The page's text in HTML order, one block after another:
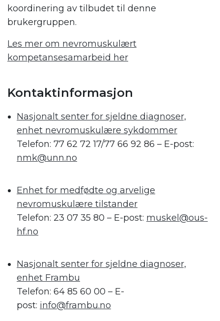
koordinering av tilbudet til denne
brukergruppen.
Les mer om nevromuskulært
kompetansesamarbeid her
Kontaktinformasjon
Nasjonalt senter for sjeldne diagnoser,
enhet nevromuskulære sykdommer
Telefon: 77 62 72 17/77 66 92 86 – E-post:
nmk@unn.no
Enhet for medfødte og arvelige
nevromuskulære tilstander
Telefon: 23 07 35 80 – E-post: muskel@ous-
hf.no
Nasjonalt senter for sjeldne diagnoser,
enhet Frambu
Telefon: 64 85 60 00 – E-
post: info@frambu.no